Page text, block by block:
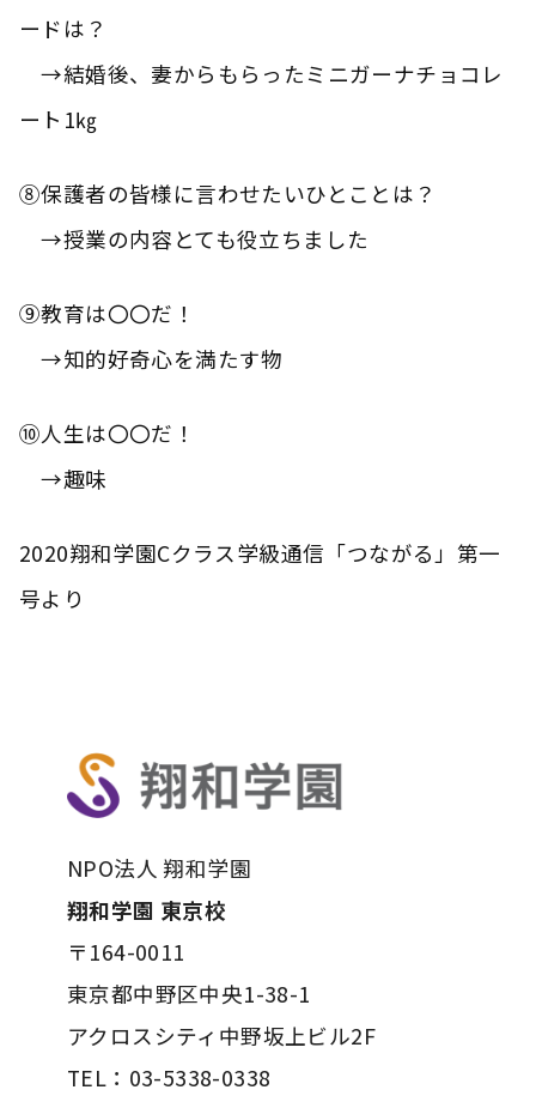
ードは？
→結婚後、妻からもらったミニガーナチョコレ
ート1㎏
⑧保護者の皆様に言わせたいひとことは？
→授業の内容とても役立ちました
⑨教育は〇〇だ！
→知的好奇心を満たす物
⑩人生は〇〇だ！
→趣味
2020翔和学園Cクラス学級通信「つながる」第一
号より
NPO法人 翔和学園
翔和学園 東京校
〒164-0011
東京都中野区中央1-38-1
アクロスシティ中野坂上ビル2F
TEL：03-5338-0338